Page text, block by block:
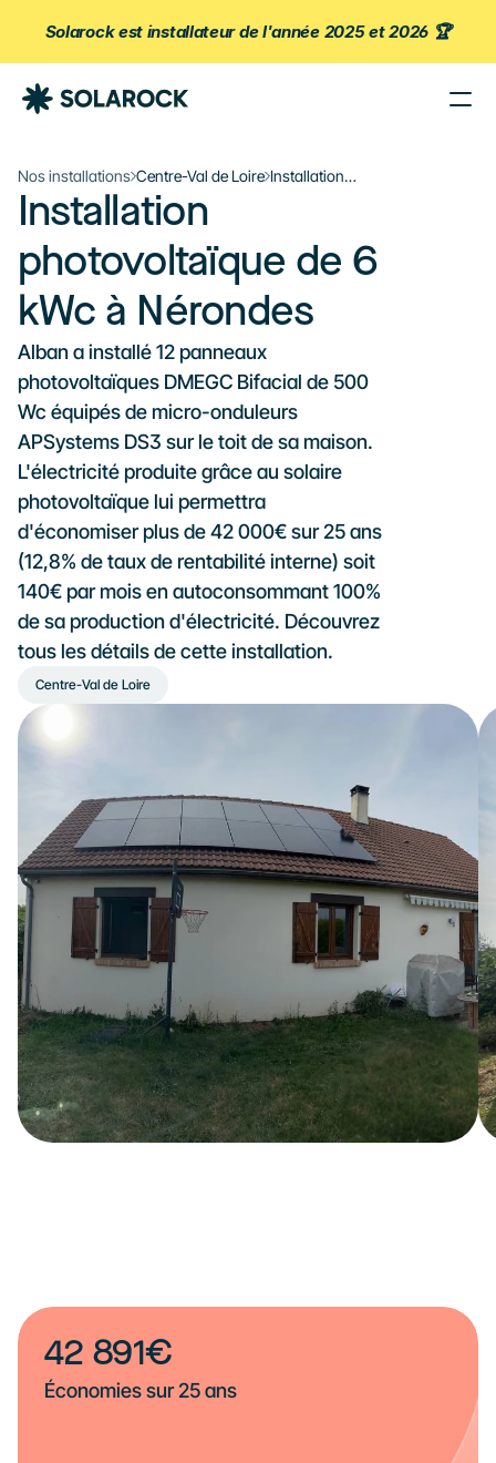
Solarock est installateur de l'année 2025 et 2026 🏆
Nos Installations
À propos
Parrainage
Blog
À propos de Solarock
Nos produits
‍01 89 71 71 48
J’estime mon projet
Nos installations Centre-Val de Loire Installation
Installation
photovoltaïque de 6
kWc à Nérondes
Alban a installé 12 panneaux
photovoltaïques DMEGC Bifacial de 500
Wc équipés de micro-onduleurs
APSystems DS3 sur le toit de sa maison.
L'électricité produite grâce au solaire
photovoltaïque lui permettra
d'économiser plus de 42 000€ sur 25 ans
(12,8% de taux de rentabilité interne) soit
140€ par mois en autoconsommant 100%
de sa production d'électricité. Découvrez
tous les détails de cette installation.
Centre-Val de Loire
42 891€
Économies sur 25 ans